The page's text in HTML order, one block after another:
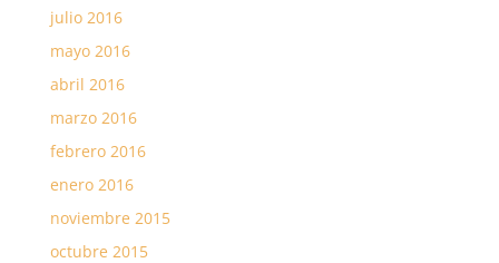
julio 2016
mayo 2016
abril 2016
marzo 2016
febrero 2016
enero 2016
noviembre 2015
octubre 2015